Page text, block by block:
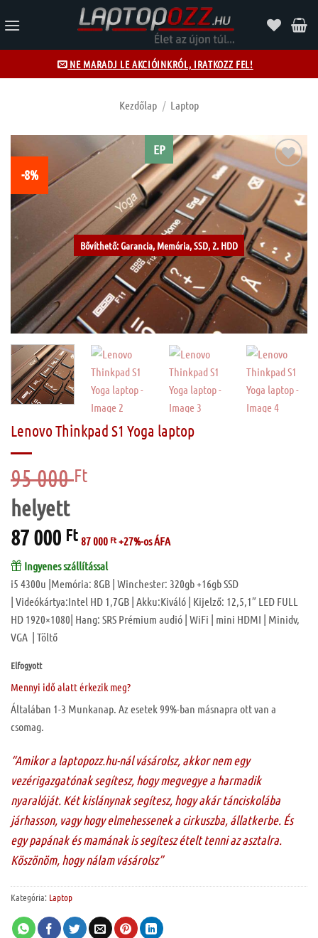
to
NE MARADJ LE AKCIÓINKRÓL, IRATKOZZ FEL!
Kezdőlap / Laptop
EP
Bővíthető: Garancia, Memória, SSD, 2. HDD
-8% Kívánságlistához
Lenovo Thinkpad S1 Yoga laptop
95 000Ft
000 Ft.
87 000 FtCurrent
price
is:
87
000 Ft.
87 000 Ft+27%-os ÁFA
Ingyenes szállítással
i5 4300u |Memória: 8GB | Winchester: 320gb +16gb SSD
| Videókártya:Intel HD 1,7GB | Akku:Kiváló | Kijelző: 12,5,1″ LED FULL
HD 1920×1080| Hang: SRS Prémium audió | WiFi | mini HDMI | Minidv,
VGA | Töltő
Elfogyott
Mennyi idő alatt érkezik meg?
Általában 1-3 Munkanap. Az esetek 99%-ban másnapra ott van a
csomag.
“Amikor a laptopozz.hu-nál vásárolsz, akkor nem egy
vezérigazgatónak segítesz, hogy megvegye a harmadik
nyaralóját. Két kislánynak segítesz, hogy akár tánciskolába
járhasson, vagy hogy elmehessenek a cirkuszba, állatkerbe. És
egy papának és mamának is segítesz ételt tenni az asztalra.
Köszönöm, hogy nálam vásárolsz”
Kategória: Laptop